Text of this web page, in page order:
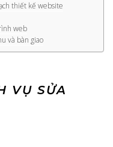
thiết kế website
web
và bàn giao
VỤ SỬA